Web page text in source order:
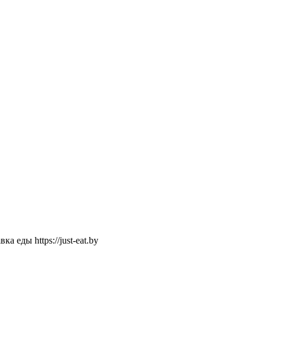
еды https://just-eat.by